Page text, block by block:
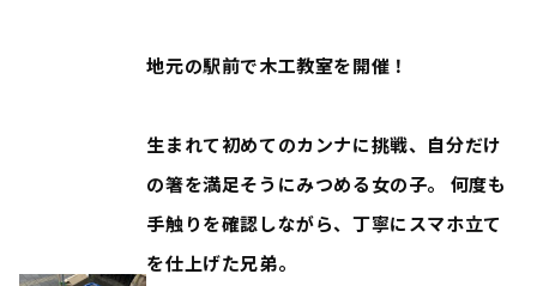
地元の駅前で木工教室を開催！
生まれて初めてのカンナに挑戦、自分だけ
の箸を満足そうにみつめる女の子。 何度も
手触りを確認しながら、丁寧にスマホ立て
を仕上げた兄弟。